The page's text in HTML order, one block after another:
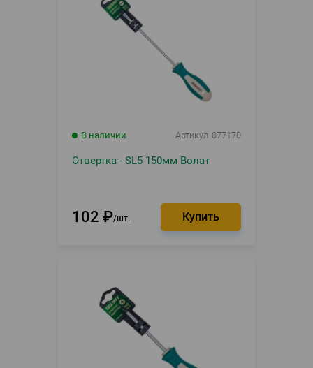
В наличии Артикул 077170
Отвертка - SL5 150мм Волат
102 ₽ шт.